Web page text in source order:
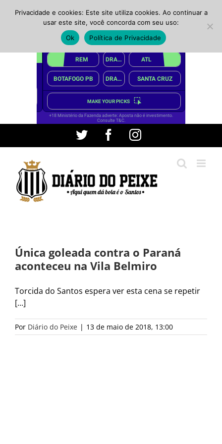
conteúdo
Twitter FacebookInstagram
Única goleada contra o Paraná
aconteceu na Vila Belmiro
Torcida do Santos espera ver esta cena se repetir
[...]
Por Diário do Peixe | 13 de maio de 2018, 13:00
Privacidade e cookies: Este site utiliza cookies. Ao continuar a
usar este site, você concorda com seu uso:
Ok
Política de Privacidade